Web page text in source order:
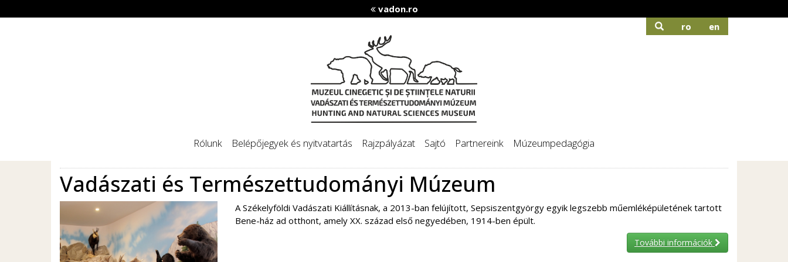
vadon.ro
ro
en
Rólunk Belépőjegyek és nyitvatartás Rajzpályázat Sajtó Partnereink Múzeumpedagógia
Vadászati és Természettudományi Múzeum
A Székelyföldi Vadászati Kiállításnak, a 2013-ban felújított, Sepsiszentgyörgy egyik legszebb műemléképületének tartott
Bene-ház ad otthont, amely XX. század első negyedében, 1914-ben épült.
További információk